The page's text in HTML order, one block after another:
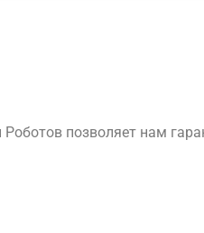
позволяет нам